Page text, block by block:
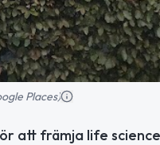
Places)
att främja life